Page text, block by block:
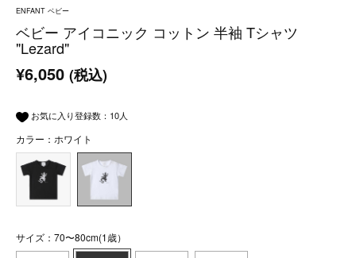
ENFANT ベビー
ベビー アイコニック コットン 半袖 Tシャツ
"Lezard"
¥6,050 (税込)
お気に入り登録数： 10人
カラー：ホワイト
サイズ：70〜80cm(1歳）